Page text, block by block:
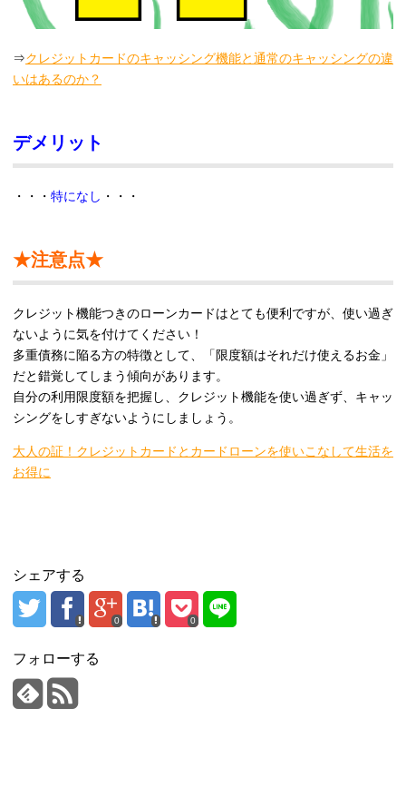
⇒クレジットカードのキャッシング機能と通常のキャッシングの違
いはあるのか？
デメリット
・・・ 特になし ・・・
★注意点★
クレジット機能つきのローンカードはとても便利ですが、使い過ぎ
ないように気を付けてください！
多重債務に陥る方の特徴として、「限度額はそれだけ使えるお金」
だと錯覚してしまう傾向があります。
自分の利用限度額を把握し、クレジット機能を使い過ぎず、キャッ
シングをしすぎないようにしましょう。
大人の証！クレジットカードとカードローンを使いこなして生活を
お得に
シェアする
0 0
フォローする